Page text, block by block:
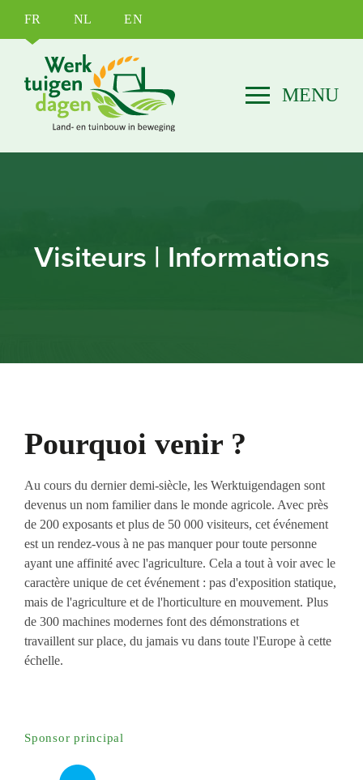
FR NL EN
Visiteurs | Informations
Pourquoi venir ?
Au cours du dernier demi-siècle, les Werktuigendagen sont
devenus un nom familier dans le monde agricole. Avec près
de 200 exposants et plus de 50 000 visiteurs, cet événement
est un rendez-vous à ne pas manquer pour toute personne
ayant une affinité avec l'agriculture. Cela a tout à voir avec le
caractère unique de cet événement : pas d'exposition statique,
mais de l'agriculture et de l'horticulture en mouvement. Plus
de 300 machines modernes font des démonstrations et
travaillent sur place, du jamais vu dans toute l'Europe à cette
échelle.
Sponsor principal